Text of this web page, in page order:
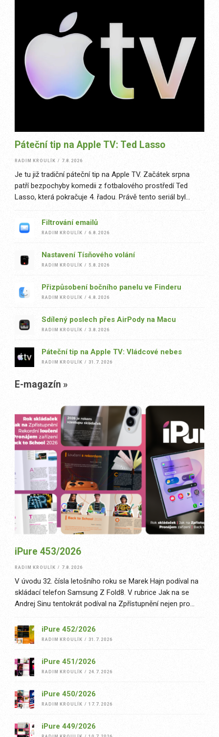
Páteční tip na Apple TV: Ted Lasso
RADIM KROULÍK / 7.8.2026
Je tu již tradiční páteční tip na Apple TV. Začátek srpna
patří bezpochyby komedii z fotbalového prostředí Ted
Lasso, která pokračuje 4. řadou. Právě tento seriál byl
jedním z prvních velkých úspěchů tehdy nové platformy...
Filtrování emailů
RADIM KROULÍK / 6.8.2026
Nastavení Tísňového volání
RADIM KROULÍK / 5.8.2026
Přizpůsobení bočního panelu ve Finderu
RADIM KROULÍK / 4.8.2026
Sdílený poslech přes AirPody na Macu
RADIM KROULÍK / 3.8.2026
Páteční tip na Apple TV: Vládcové nebes
RADIM KROULÍK / 31.7.2026
E-magazín
iPure 453/2026
RADIM KROULÍK / 7.8.2026
V úvodu 32. čísla letošního roku se Marek Hajn podíval na
skládací telefon Samsung Z Fold8. V rubrice Jak na se
Andrej Sinu tentokrát podíval na Zpřístupnění nejen pro
uživatele s handicapem. Na konci července...
iPure 452/2026
RADIM KROULÍK / 31.7.2026
iPure 451/2026
RADIM KROULÍK / 24.7.2026
iPure 450/2026
RADIM KROULÍK / 17.7.2026
iPure 449/2026